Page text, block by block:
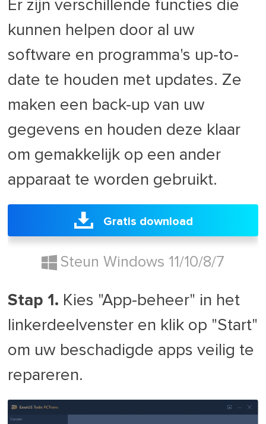
Er zijn verschillende functies die
kunnen helpen door al uw
software en programma's up-to-
date te houden met updates. Ze
maken een back-up van uw
gegevens en houden deze klaar
om gemakkelijk op een ander
apparaat te worden gebruikt.
Gratis download
Steun Windows 11/10/8/7
Stap 1. Kies "App-beheer" in het
linkerdeelvenster en klik op "Start"
om uw beschadigde apps veilig te
repareren.